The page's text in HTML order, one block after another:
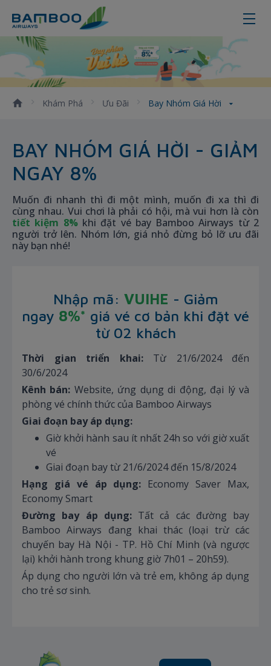
Bay nhóm giá hời
Khám Phá Ưu Đãi Bay Nhóm Giá Hời
BAY NHÓM GIÁ HỜI - GIẢM
NGAY 8%
Muốn đi nhanh thì đi một mình, muốn đi xa thì đi
cùng nhau. Vui chơi là phải có hội, mà vui hơn là còn
tiết kiệm 8% khi đặt vé bay Bamboo Airways từ 2
người trở lên. Nhóm lớn, giá nhỏ đừng bỏ lỡ ưu đãi
này bạn nhé!
Nhập mã: VUIHE - Giảm
ngay 8%* giá vé cơ bản khi đặt vé
từ 02 khách
Thời gian triển khai:Từ 21/6/2024 đến
30/6/2024
Kênh bán: Website, ứng dụng di động, đại lý và
phòng vé chính thức của Bamboo Airways
Giai đoạn bay áp dụng:
Giờ khởi hành sau ít nhất 24h so với giờ xuất
vé
Giai đoạn bay từ 21/6/2024 đến 15/8/2024
Hạng giá vé áp dụng: Economy Saver Max,
Economy Smart
Đường bay áp dụng: Tất cả các đường bay
Bamboo Airways đang khai thác (loại trừ các
chuyến bay Hà Nội - TP. Hồ Chí Minh (và ngược
lại) khởi hành trong khung giờ 7h01 – 20h59).
Áp dụng cho người lớn và trẻ em, không áp dụng
cho trẻ sơ sinh.